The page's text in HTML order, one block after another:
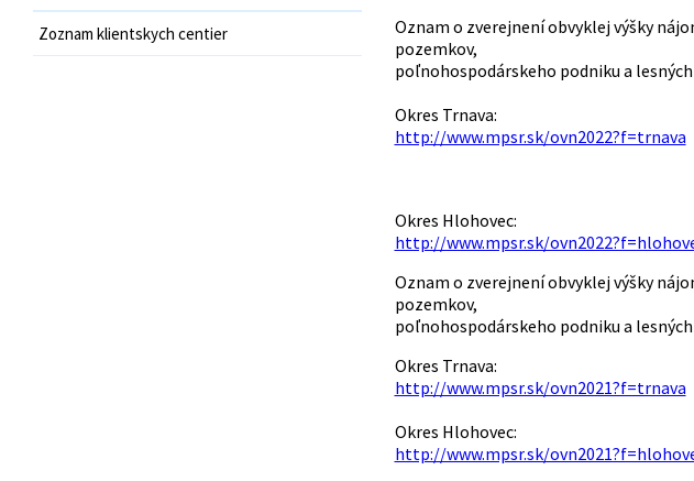
Zoznam klientskych centier
Oznam o zverejnení obvyklej výšky
pozemkov,
poľnohospodárskeho podniku a
Okres Trnava:
http://www.mpsr.sk/ovn2022?f=trnava
Okres Hlohovec:
http://www.mpsr.sk/
Oznam o zverejnení obvyklej výšky
pozemkov,
poľnohospodárskeho podniku a
Okres Trnava:
http://www.mpsr.sk/ovn2021?f=trnava
Okres Hlohovec:
http://www.mpsr.sk/